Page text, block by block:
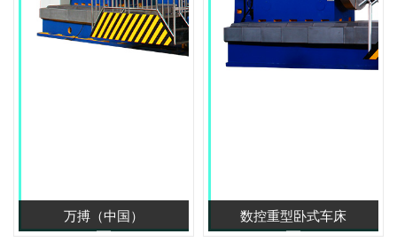
万搏（中国） 数控重型卧式车床